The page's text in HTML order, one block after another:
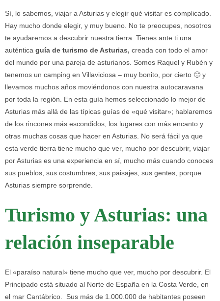
Sí, lo sabemos, viajar a Asturias y elegir qué visitar es complicado.
Hay mucho donde elegir, y muy bueno. No te preocupes, nosotros
te ayudaremos a descubrir nuestra tierra. Tienes ante ti una
auténtica guía de turismo de Asturias, creada con todo el amor
del mundo por una pareja de asturianos. Somos Raquel y Rubén y
tenemos un camping en Villaviciosa – muy bonito, por cierto 🙂 y
llevamos muchos años moviéndonos con nuestra autocaravana
por toda la región. En esta guía hemos seleccionado lo mejor de
Asturias más allá de las típicas guías de «qué visitar»; hablaremos
de los rincones más escondidos, los lugares con más encanto y
otras muchas cosas que hacer en Asturias. No será fácil ya que
esta verde tierra tiene mucho que ver, mucho por descubrir, viajar
por Asturias es una experiencia en sí, mucho más cuando conoces
sus pueblos, sus costumbres, sus paisajes, sus gentes, porque
Asturias siempre sorprende.
Turismo y Asturias: una
relación inseparable
El «paraíso natural» tiene mucho que ver, mucho por descubrir. El
Principado está situado al Norte de España en la Costa Verde, en
el mar Cantábrico. Sus más de 1.000.000 de habitantes poseen